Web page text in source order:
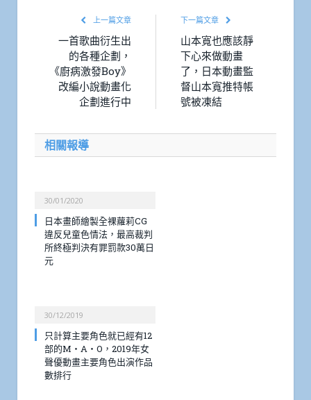
上一篇文章
一首歌曲衍生出
的各種企劃，
《廚病激發Boy》
改編小說動畫化
企劃進行中
下一篇文章
山本寬也應該靜
下心來做動畫
了，日本動畫監
督山本寬推特帳
號被凍結
相關報導
30/01/2020
日本畫師繪製全裸蘿莉CG
違反兒童色情法，最高裁判
所終極判決有罪罰款30萬日
元
30/12/2019
只計算主要角色就已經有12
部的M・A・O，2019年女
聲優動畫主要角色出演作品
數排行